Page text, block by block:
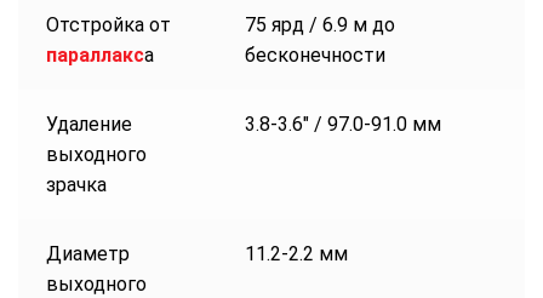
Отстройка от
параллакса
75 ярд / 6.9 м до
бесконечности
Удаление
выходного
зрачка
3.8-3.6″ / 97.0-91.0 мм
Диаметр
выходного
11.2-2.2 мм